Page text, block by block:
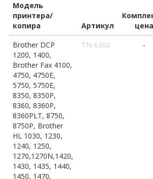
Модель
принтера/
копира
Артикул
Brother DCP
1200, 1400,
Brother Fax 4100,
4750, 4750E,
5750, 5750E,
8350, 8350P,
8360, 8360P,
8360PLT, 8750,
8750P, Brother
HL 1030, 1230,
1240, 1250,
1270,1270N,1420,
1430, 1435, 1440,
1450, 1470,
TN-6300 -